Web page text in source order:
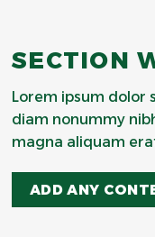
SECTION
Lorem ipsum dolor
diam nonummy
magna aliquam
ADD ANY